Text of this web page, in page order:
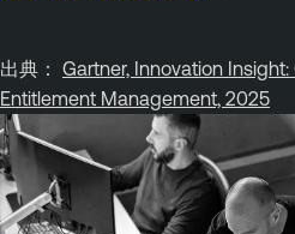
出典： Gartner, Innovation
Entitlement Management, 2025